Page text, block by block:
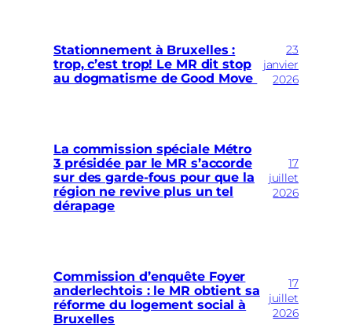
Stationnement à Bruxelles :
trop, c’est trop! Le MR dit stop
au dogmatisme de Good Move
23
janvier
2026
La commission spéciale Métro
3 présidée par le MR s’accorde
sur des garde-fous pour que la
région ne revive plus un tel
dérapage
17
juillet
2026
Commission d’enquête Foyer
anderlechtois : le MR obtient sa
réforme du logement social à
Bruxelles
17
juillet
2026